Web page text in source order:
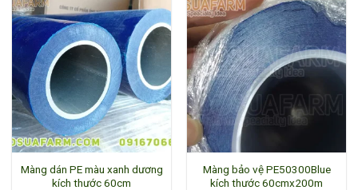
Màng dán PE màu xanh dương
kích thước 60cm
Màng bảo vệ PE50300Blue
kích thước 60cmx200m